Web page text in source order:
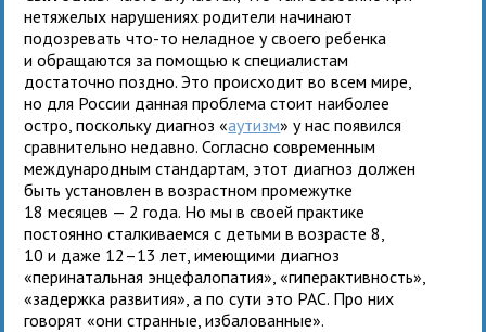
нетяжелых нарушениях родители начинают
подозревать что-то неладное у своего ребенка
и обращаются за помощью к специалистам
достаточно поздно. Это происходит во всем мире,
но для России данная проблема стоит наиболее
остро, поскольку диагноз «аутизм» у нас появился
сравнительно недавно. Согласно современным
международным стандартам, этот диагноз должен
быть установлен в возрастном промежутке
18 месяцев — 2 года. Но мы в своей практике
постоянно сталкиваемся с детьми в возрасте 8,
10 и даже 12–13 лет, имеющими диагноз
«перинатальная энцефалопатия», «гиперактивность»,
«задержка развития», а по сути это РАС. Про них
говорят «они странные, избалованные».